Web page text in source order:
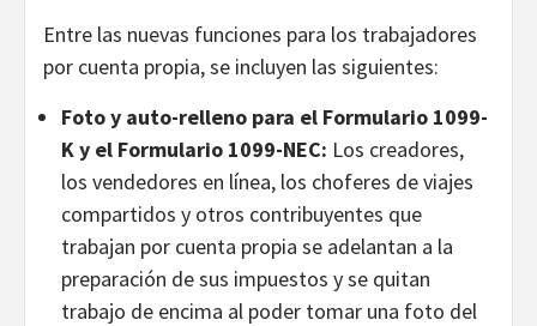
Entre las nuevas funciones para los trabajadores
por cuenta propia, se incluyen las siguientes:
Foto y auto-relleno para el Formulario 1099-
K y el Formulario 1099-NEC: Los creadores,
los vendedores en línea, los choferes de viajes
compartidos y otros contribuyentes que
trabajan por cuenta propia se adelantan a la
preparación de sus impuestos y se quitan
trabajo de encima al poder tomar una foto del